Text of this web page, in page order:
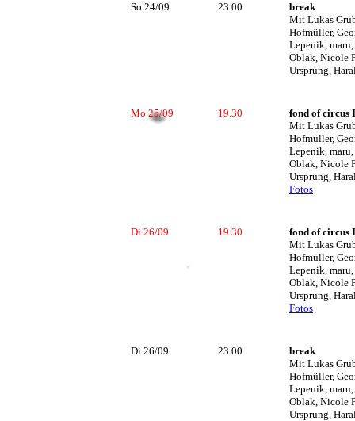
So 24/09 23.00
break
Mit Lukas
Hofmüller,
Lepenik,
Oblak, Nicole
Ursprung,
Mo 25/09 19.30
fond of circus
Mit Lukas
Hofmüller,
Lepenik,
Oblak, Nicole
Ursprung,
Fotos
Di 26/09 19.30
fond of circus
Mit Lukas
Hofmüller,
Lepenik,
Oblak, Nicole
Ursprung,
Fotos
Di 26/09 23.00
break
Mit Lukas
Hofmüller,
Lepenik,
Oblak, Nicole
Ursprung,